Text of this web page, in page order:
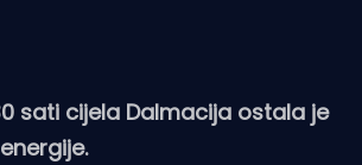
sati cijela Dalmacija ostala je